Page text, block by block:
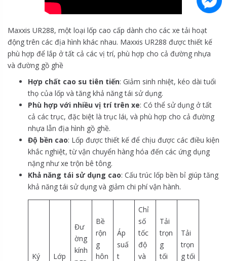
Maxxis UR288, một loại lốp cao cấp dành cho các xe tải hoạt
động trên các địa hình khác nhau. Maxxis UR288 được thiết kế
phù hợp để lắp ở tất cả các vị trí, phù hợp cho cả đường nhựa
và đường gồ ghề
Hợp chất cao su tiên tiến: Giảm sinh nhiệt, kéo dài tuổi
thọ của lốp và tăng khả năng tái sử dụng.
Phù hợp với nhiều vị trí trên xe: Có thể sử dụng ở tất
cả các trục, đặc biệt là trục lái, và phù hợp cho cả đường
nhựa lẫn địa hình gồ ghề.
Độ bền cao: Lốp được thiết kế để chịu được các điều kiện
khắc nghiệt, từ vận chuyển hàng hóa đến các ứng dụng
nặng như xe trộn bê tông.
Khả năng tái sử dụng cao: Cấu trúc lốp bền bỉ giúp tăng
khả năng tái sử dụng và giảm chi phí vận hành.
Ký
Lớp
Đư
ờng
kính
Bề
rộn
g
hôn
Áp
suấ
t
Chỉ
số
tốc
độ
và
Tải
trọn
g
tối
Tải
trọn
g tối